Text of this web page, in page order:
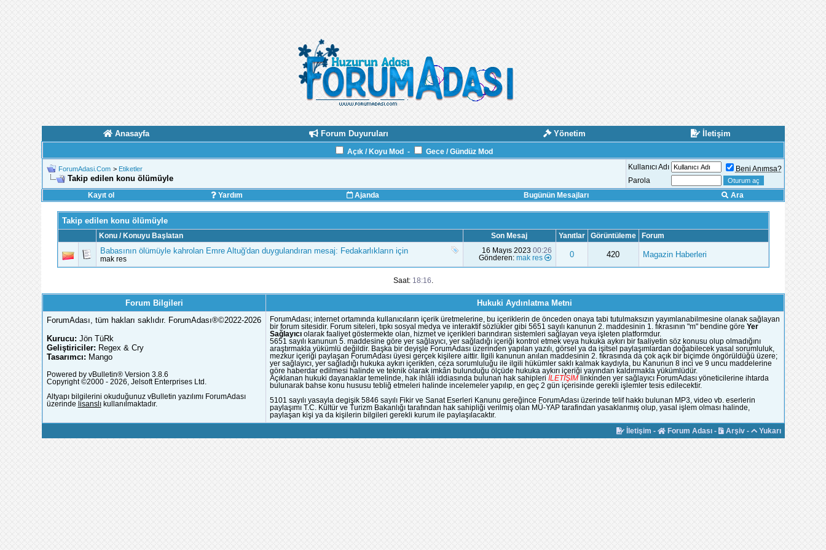
Anasayfa Forum Duyuruları Yönetim İletişim
Açık / Koyu Mod - Gece / Gündüz Mod
ForumAdasi.Com > Etiketler
Takip edilen konu ölümüyle
Kullanıcı Adı
Beni Anımsa?
Parola
Kayıt ol
Yardım Ajanda Bugünün Mesajları Ara
Takip edilen konu ölümüyle
Konu / Konuyu Başlatan Son Mesaj Yanıtlar Görüntüleme Forum
Babasının ölümüyle kahrolan Emre Altuğ'dan duygulandıran mesaj: Fedakarlıkların için
mak res
16 Mayıs 2023 00:26
Gönderen: mak res 0 420 Magazin Haberleri
Saat: 18:16
Forum Bilgileri
Hukuki Aydınlatma Metni
ForumAdası, tüm hakları saklıdır. ForumAdası®©2022-2026
Kurucu: Jön TüRk
Geliştiriciler: Regex & Cry
Tasarımcı: Mango
Powered by vBulletin® Version 3.8.6
Copyright ©2000 - 2026, Jelsoft Enterprises Ltd.
Altyapı bilgilerini okuduğunuz vBulletin yazılımı ForumAdası
üzerinde lisanslıkullanılmaktadır.
ForumAdası; internet ortamında kullanıcıların içerik üretmelerine, bu içeriklerin de önceden onaya tabi tutulmaksızın yayımlanabilmesine olanak sağlayan
bir forum sitesidir. Forum siteleri, tıpkı sosyal medya ve interaktif sözlükler gibi 5651 sayılı kanunun 2. maddesinin 1. fıkrasının "m" bendine göre Yer
Sağlayıcıolarak faaliyet göstermekte olan, hizmet ve içerikleri barındıran sistemleri sağlayan veya işleten platformdur.
5651 sayılı kanunun 5. maddesine göre yer sağlayıcı, yer sağladığı içeriği kontrol etmek veya hukuka aykırı bir faaliyetin söz konusu olup olmadığını
araştırmakla yükümlü değildir. Başka bir deyişle ForumAdası üzerinden yapılan yazılı, görsel ya da işitsel paylaşımlardan doğabilecek yasal sorumluluk,
mezkur içeriği paylaşan ForumAdası üyesi gerçek kişilere aittir. İlgili kanunun anılan maddesinin 2. fıkrasında da çok açık bir biçimde öngörüldüğü üzere;
yer sağlayıcı, yer sağladığı hukuka aykırı içerikten, ceza sorumluluğu ile ilgili hükümler saklı kalmak kaydıyla, bu Kanunun 8 inci ve 9 uncu maddelerine
göre haberdar edilmesi halinde ve teknik olarak imkân bulunduğu ölçüde hukuka aykırı içeriği yayından kaldırmakla yükümlüdür.
Açıklanan hukuki dayanaklar temelinde, hak ihlâli iddiasında bulunan hak sahipleri İLETİŞİMlinkinden yer sağlayıcı ForumAdası yöneticilerine ihtarda
bulunarak bahse konu hususu tebliğ etmeleri halinde incelemeler yapılıp, en geç 2 gün içerisinde gerekli işlemler tesis edilecektir.
5101 sayılı yasayla degişik 5846 sayılı Fikir ve Sanat Eserleri Kanunu gereğince ForumAdası üzerinde telif hakkı bulunan MP3, video vb. eserlerin
paylaşımı T.C. Kültür ve Turizm Bakanlığı tarafından hak sahipliği verilmiş olan MÜ-YAP tarafindan yasaklanmış olup, yasal işlem olması halinde,
paylaşan kişi ya da kişilerin bilgileri gerekli kurum ile paylaşılacaktır.
İletişim - Forum Adası- Arşiv- Yukarı